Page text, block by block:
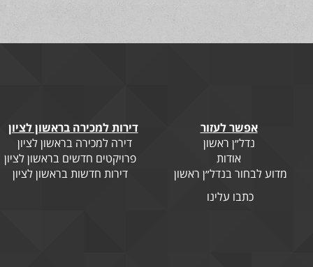
אפשר לעזור
דירות למכירה בראשון לציון
נדל״ן ראשון
דירה למכירה בראשון לציון
אודות
פרויקטים חדשים בראשון לציון
מדוע לבחור בנדל״ן ראשון
דירות חדשות בראשון לציון
כתבו עלינו